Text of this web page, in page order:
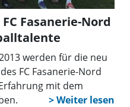
Fasanerie-Nord
werden für die neu
FC Fasanerie-Nord
mit dem